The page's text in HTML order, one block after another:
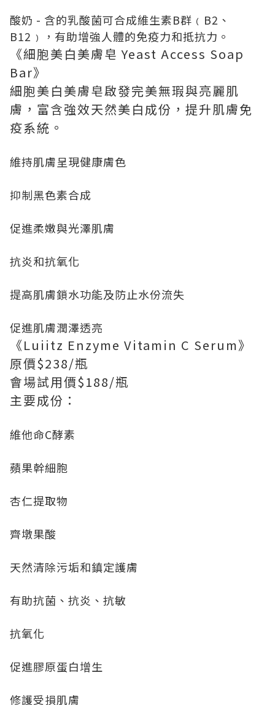
酸奶 - 含的乳酸菌可合成維生素B群﹙B2、
B12﹚，有助增強人體的免疫力和抵抗力。
《細胞美白美膚皂 Yeast Access Soap
Bar》
細胞美白美膚皂啟發完美無瑕與亮麗肌
膚，富含強效天然美白成份，提升肌膚免
疫系統。
維持肌膚呈現健康膚色
抑制黑色素合成
促進柔嫩與光澤肌膚
抗炎和抗氧化
提高肌膚鎖水功能及防止水份流失
促進肌膚潤澤透亮
《Luiitz Enzyme Vitamin C Serum》
原價$238/瓶
會場試用價$188/瓶
主要成份：
維他命C酵素
蘋果幹細胞
杏仁提取物
齊墩果酸
天然清除污垢和鎮定護膚
有助抗菌、抗炎、抗敏
抗氧化
促進膠原蛋白增生
修護受損肌膚